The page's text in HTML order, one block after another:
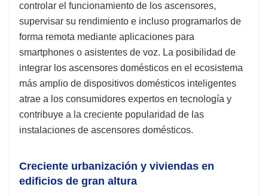
controlar el funcionamiento de los ascensores,
supervisar su rendimiento e incluso programarlos de
forma remota mediante aplicaciones para
smartphones o asistentes de voz. La posibilidad de
integrar los ascensores domésticos en el ecosistema
más amplio de dispositivos domésticos inteligentes
atrae a los consumidores expertos en tecnología y
contribuye a la creciente popularidad de las
instalaciones de ascensores domésticos.
Creciente urbanización y viviendas en
edificios de gran altura